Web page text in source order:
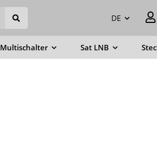
DE
Multischalter Sat LNB